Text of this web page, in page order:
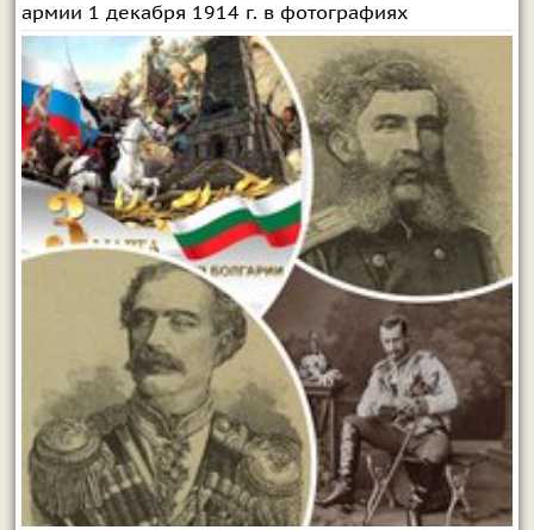
армии 1 декабря 1914 г. в фотографиях